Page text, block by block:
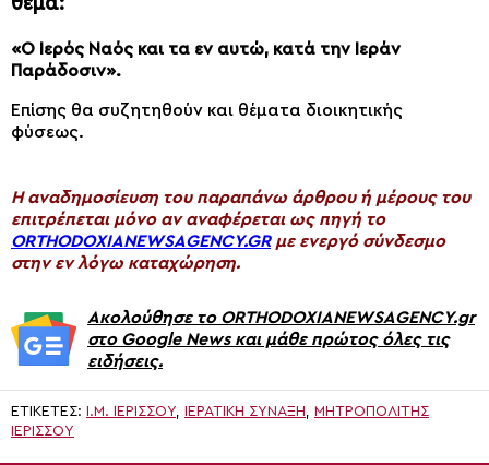
«Ο Ιερός Ναός και τα εν αυτώ, κατά την Ιεράν
Παράδοσιν».
Επίσης θα συζητηθούν και θέματα διοικητικής
φύσεως.
H αναδημοσίευση του παραπάνω άρθρου ή μέρους του
επιτρέπεται μόνο αν αναφέρεται ως πηγή το
ORTHODOXIANEWSAGENCY.GRμε ενεργό σύνδεσμο
στην εν λόγω καταχώρηση.
Ακολούθησε το ORTHODOXIANEWSAGENCY.gr
στο Google News και μάθε πρώτος όλες τις
ειδήσεις.
ΕΤΙΚΈΤΕΣ: Ι.Μ. ΙΕΡΙΣΣΟΎ ΙΕΡΑΤΙΚΉ ΣΎΝΑΞΗ
ΜΗΤΡΟΠΟΛΙΤΗΣ
ΙΕΡΙΣΣΟΥ